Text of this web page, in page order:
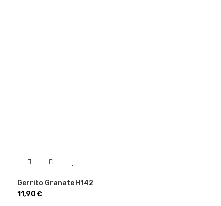
Gerriko Granate H142
Precio
11,90 €